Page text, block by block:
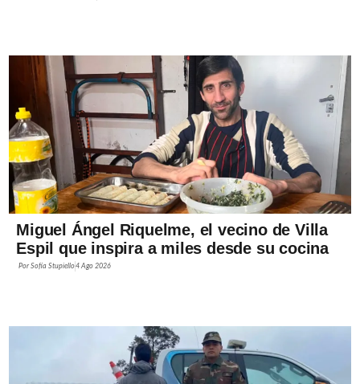
Miguel Ángel Riquelme, el vecino de Villa
Espil que inspira a miles desde su cocina
PorSofía Stupiello4 Ago 2026